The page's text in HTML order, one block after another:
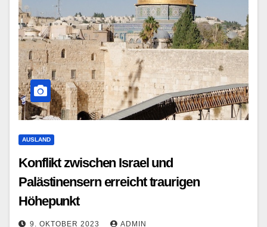
AUSLAND
Konflikt zwischen Israel und
Palästinensern erreicht traurigen
Höhepunkt
9. OKTOBER 2023 ADMIN